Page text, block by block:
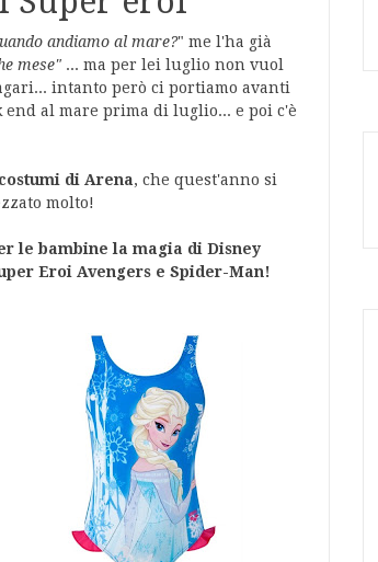
andiamo al mare?" me l'ha già
mese" ... ma per lei luglio non vuol
intanto però ci portiamo avanti
al mare prima di luglio... e poi c'è
di Arena, che quest'anno si
molto!
le bambine la magia di Disney
Eroi Avengers e Spider-Man!